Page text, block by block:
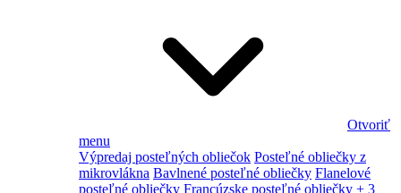
Otvoriť
menu
Výpredaj posteľných obliečok Posteľné obliečky z
mikrovlákna Bavlnené posteľné obliečky Flanelové
posteľné obliečky Francúzske posteľné obliečky + 3